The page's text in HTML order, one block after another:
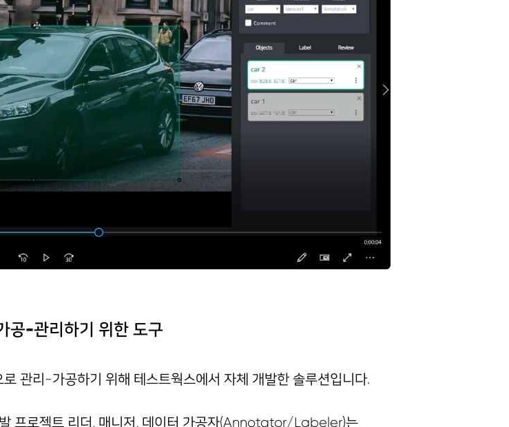
공-관리하기 위한 도구
관리-가공하기 위해 테스트웍스에서 자체 개발한 솔루션입니다.
프로젝트 리더, 매니저, 데이터 가공자(Annotator/Labeler)는